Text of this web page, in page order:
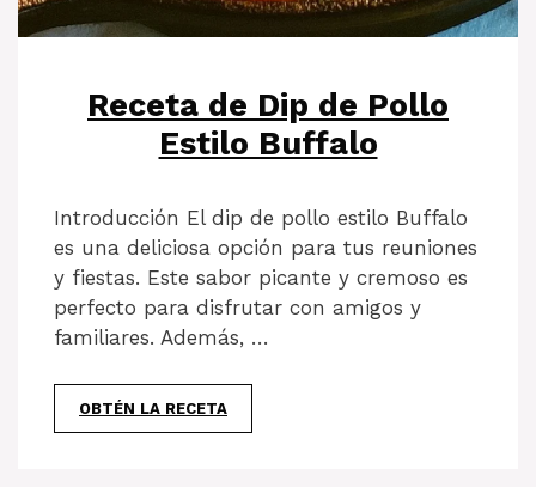
Receta de Dip de Pollo
Estilo Buffalo
Introducción El dip de pollo estilo Buffalo
es una deliciosa opción para tus reuniones
y fiestas. Este sabor picante y cremoso es
perfecto para disfrutar con amigos y
familiares. Además, …
OBTÉN LA RECETA